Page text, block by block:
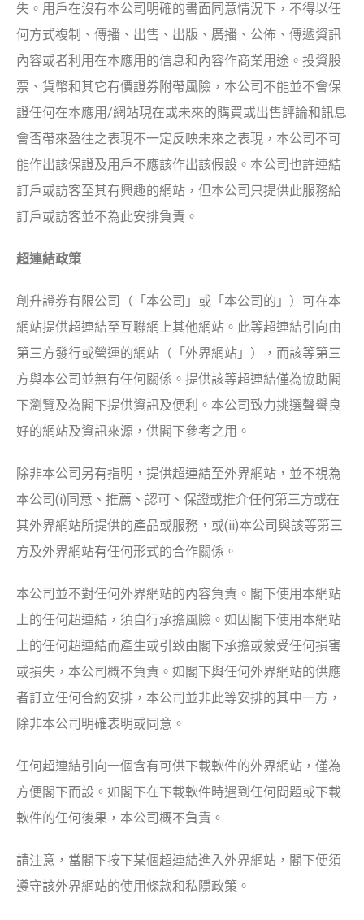
失。用戶在沒有本公司明確的書面同意情況下，不得以任
何方式複制、傳播、出售、出版、廣播、公佈、傳遞資訊
內容或者利用在本應用的信息和內容作商業用途。投資股
票、貨幣和其它有價證券附帶風險，本公司不能並不會保
證任何在本應用/網站現在或未來的購買或出售評論和訊息
會否帶來盈往之表現不一定反映未來之表現，本公司不可
能作出該保證及用戶不應該作出該假設。本公司也許連結
訂戶或訪客至其有興趣的網站，但本公司只提供此服務給
訂戶或訪客並不為此安排負責。
超連結政策
創升證券有限公司（「本公司」或「本公司的」）可在本
網站提供超連結至互聯網上其他網站。此等超連結引向由
第三方發行或營運的網站（「外界網站」），而該等第三
方與本公司並無有任何關係。提供該等超連結僅為協助閣
下瀏覽及為閣下提供資訊及便利。本公司致力挑選聲譽良
好的網站及資訊來源，供閣下參考之用。
除非本公司另有指明，提供超連結至外界網站，並不視為
本公司(i)同意、推薦、認可、保證或推介任何第三方或在
其外界網站所提供的產品或服務，或(ii)本公司與該等第三
方及外界網站有任何形式的合作關係。
本公司並不對任何外界網站的內容負責。閣下使用本網站
上的任何超連結，須自行承擔風險。如因閣下使用本網站
上的任何超連結而產生或引致由閣下承擔或蒙受任何損害
或損失，本公司概不負責。如閣下與任何外界網站的供應
者訂立任何合約安排，本公司並非此等安排的其中一方，
除非本公司明確表明或同意。
任何超連結引向一個含有可供下載軟件的外界網站，僅為
方便閣下而設。如閣下在下載軟件時遇到任何問題或下載
軟件的任何後果，本公司概不負責。
請注意，當閣下按下某個超連結進入外界網站，閣下便須
遵守該外界網站的使用條款和私隱政策。